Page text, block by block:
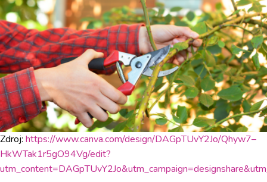
Zdroj: https://www.canva.com/design/DAGpTUvY2Jo/Qhyw7–
HkWTak1r5gO94Vg/edit?